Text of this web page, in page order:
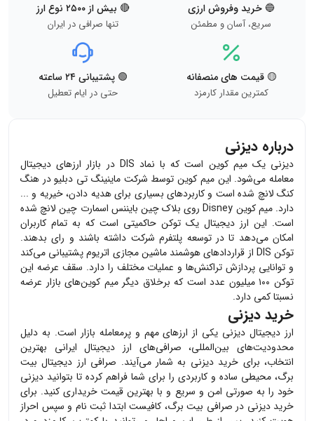
🔵 خرید وفروش ارزی
سریع، آسان و مطمئن
🔴 بیش از ۲۵۰۰ نوع ارز
تنها صرافی در ایران
🟡 قیمت های منصفانه
کمترین مقدار کارمزد
🟢 پشتیبانی ۲۴ ساعته
حتی در ایام تعطیل
درباره دیزنی
دیزنی یک میم کوین است که با نماد DIS در بازار ارزهای دیجیتال
معامله می‌شود. این میم کوین توسط شرکت ماینینگ تی دبلیو در هنگ
کنگ لانچ شده است و کاربردهای بسیاری برای هدیه دادن، خیریه و ...
دارد. میم کوین Disney روی بلاک چین بایننس اسمارت چین لانچ شده
است. این ارز دیجیتال یک توکن حاکمیتی است که به تمام کاربران
امکان می‌دهد تا در توسعه پلتفرم شرکت داشته باشند و رای بدهند.
توکن DIS از قراردادهای هوشمند ماشین مجازی اتریوم پشتیبانی می‌کند
و توانایی پردازش تراکنش‌ها و عملیات مختلف را دارد. سقف عرضه این
توکن ۱۰۰ میلیون عدد است که برخلاق دیگر میم کوین‌های بازار عرضه
نسبتا کمی دارد.
خرید دیزنی
ارز دیجیتال دیزنی یکی از ارزهای مهم و پرمعامله بازار است. به دلیل
محدودیت‌های بین‌المللی، صرافی‌های ارز دیجیتال ایرانی بهترین
انتخاب، برای خریددیزنی به شمار می‌آیند. صرافی ارز دیجیتال بیت
برگ، محیطی ساده و کاربردی را برای شما فراهم کرده تا بتوانید دیزنی
خود را به صورتی امن و سریع و با بهترین قیمت خریداری کنید. برای
خریددیزنی در صرافی بیت برگ، کافیست ابتدا ثبت نام و سپس احراز